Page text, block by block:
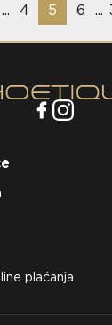
... 4 5 6 ...
plaćanja